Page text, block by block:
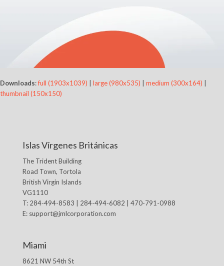
Downloads:full (1903x1039) large (980x535) medium (300x164)
thumbnail (150x150)
Islas Vírgenes Británicas
The Trident Building
Road Town, Tortola
British Virgin Islands
VG1110
T: 284-494-8583 | 284-494-6082 | 470-791-0988
E: support@jmlcorporation.com
Miami
8621 NW 54th St